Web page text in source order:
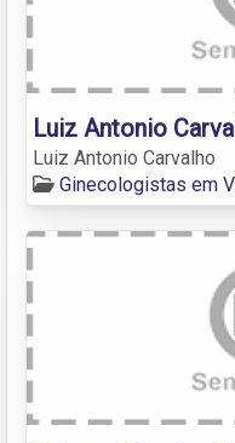
Luiz Antonio
Luiz Antonio Carvalho
Ginecologistas em